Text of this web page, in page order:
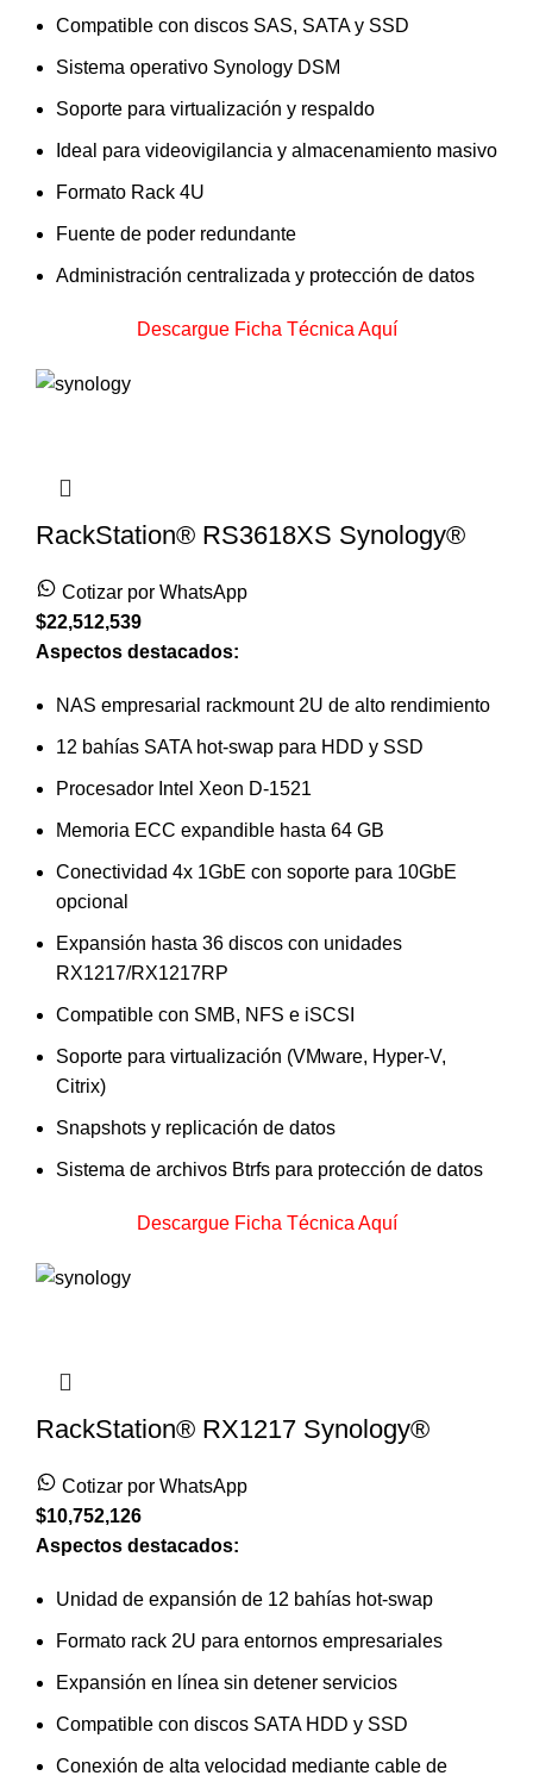
Compatible con discos SAS, SATA y SSD
Sistema operativo Synology DSM
Soporte para virtualización y respaldo
Ideal para videovigilancia y almacenamiento masivo
Formato Rack 4U
Fuente de poder redundante
Administración centralizada y protección de datos
Descargue Ficha Técnica Aquí
RackStation® RS3618XS Synology®
Cotizar por WhatsApp
$22,512,539
Aspectos destacados:
NAS empresarial rackmount 2U de alto rendimiento
12 bahías SATA hot-swap para HDD y SSD
Procesador Intel Xeon D-1521
Memoria ECC expandible hasta 64 GB
Conectividad 4x 1GbE con soporte para 10GbE
opcional
Expansión hasta 36 discos con unidades
RX1217/RX1217RP
Compatible con SMB, NFS e iSCSI
Soporte para virtualización (VMware, Hyper-V,
Citrix)
Snapshots y replicación de datos
Sistema de archivos Btrfs para protección de datos
Descargue Ficha Técnica Aquí
RackStation® RX1217 Synology®
Cotizar por WhatsApp
$10,752,126
Aspectos destacados:
Unidad de expansión de 12 bahías hot-swap
Formato rack 2U para entornos empresariales
Expansión en línea sin detener servicios
Compatible con discos SATA HDD y SSD
Conexión de alta velocidad mediante cable de